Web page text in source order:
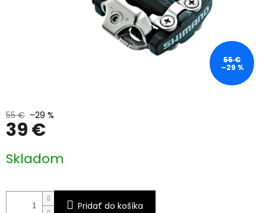
55 €
–29 %
55 € –29 %
39 €
cena:
Skladom
Pridať do košíka